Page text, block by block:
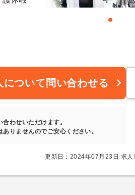
について問い合わせる
わせいただけます。
りませんのでご安心ください。
更新日：2024年07月23日 求